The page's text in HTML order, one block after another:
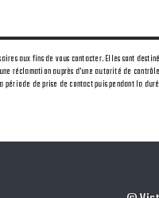
aux fins de vous contacter. Elles sont
réclamation auprès d’une autorité de
la période de prise de contact puis pendant la